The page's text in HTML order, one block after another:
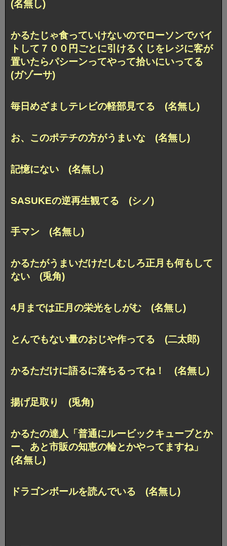
(名無し)
かるたじゃ食っていけないのでローソンでバイ
トして７００円ごとに引けるくじをレジに客が
置いたらパシーンってやって拾いにいってる
(ガゾーサ)
毎日めざましテレビの軽部見てる (名無し)
お、このポテチの方がうまいな (名無し)
記憶にない (名無し)
SASUKEの逆再生観てる (シノ)
手マン (名無し)
かるたがうまいだけだしむしろ正月も何もして
ない (兎角)
4月までは正月の栄光をしがむ (名無し)
とんでもない量のおじや作ってる (二太郎)
かるただけに語るに落ちるってね！ (名無し)
揚げ足取り (兎角)
かるたの達人「普通にルービックキューブとか
ー、あと市販の知恵の輪とかやってますね」
(名無し)
ドラゴンボールを読んでいる (名無し)